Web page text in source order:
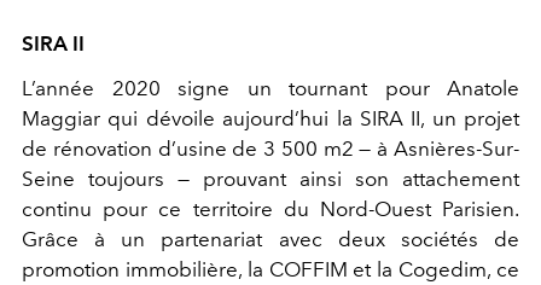
SIRA II
L’année 2020 signe un tournant pour Anatole
Maggiar qui dévoile aujourd’hui la SIRA II, un projet
de rénovation d’usine de 3 500 m2 — à Asnières-Sur-
Seine toujours — prouvant ainsi son attachement
continu pour ce territoire du Nord-Ouest Parisien.
Grâce à un partenariat avec deux sociétés de
promotion immobilière, la COFFIM et la Cogedim, ce